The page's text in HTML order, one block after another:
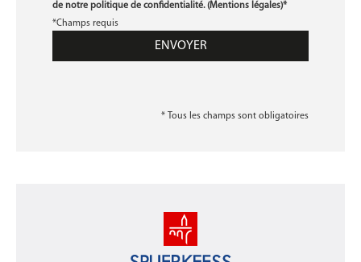
de notre politique de confidentialité. (Mentions légales)*
*Champs requis
* Tous les champs sont obligatoires